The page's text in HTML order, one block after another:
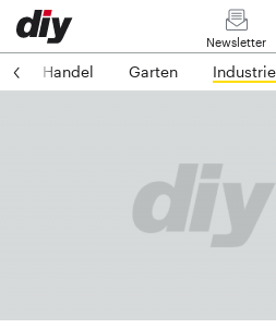
Newsletter
Handel Garten Industrie